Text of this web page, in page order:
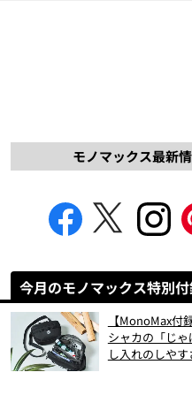
モノマックス最新
今月のモノマックス特別
【MonoMax付
シャカの「じ
し入れのしや